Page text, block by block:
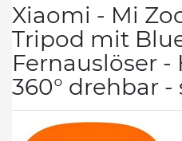
Xiaomi - Mi
Tripod mit
Fernauslöser -
360° drehbar -